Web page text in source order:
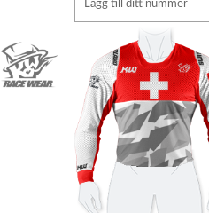
Färgkontur
Utan kontur
Lägg till ditt nummer
Fontfärg
Färgkontur